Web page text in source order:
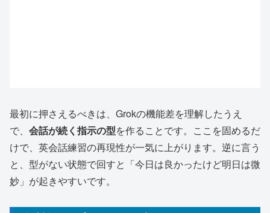
最初に押さえるべきは、Grokの機能差を理解したうえ
で、 会話が続く指示の型を作ることです。ここを固めるだ
けで、英会話練習の再現性が一気に上がります。逆に言う
と、型がない状態で回すと「今日は良かったけど明日は微
妙」が起きやすいです。